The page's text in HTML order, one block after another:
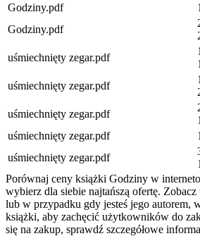
Godziny.pdf
Godziny.pdf
uśmiechnięty zegar.pdf
uśmiechnięty zegar.pdf
uśmiechnięty zegar.pdf
uśmiechnięty zegar.pdf
uśmiechnięty zegar.pdf
Porównaj ceny książki Godziny w
wybierz dla siebie najtańszą ofertę. Zobacz
lub w przypadku gdy jesteś jego autorem,
książki, aby zachęcić użytkowników do
się na zakup, sprawdź szczegółowe